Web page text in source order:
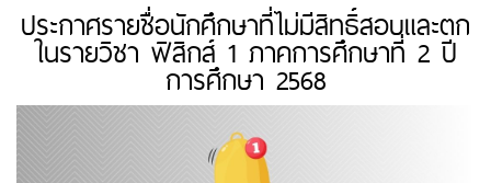
ประกาศรายชื่อนักศึกษาที่ไม่มีสิทธิ์สอบและตก
ในรายวิชา ฟิสิกส์ 1 ภาคการศึกษาที่ 2 ปี
การศึกษา 2568